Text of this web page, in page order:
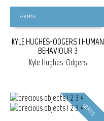
LEER MÁS
KYLE HUGHES-ODGERS | HUMAN
BEHAVIOUR 3
Kyle Hughes-Odgers
GRATIS